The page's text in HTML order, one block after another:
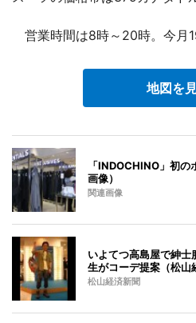
営業時間は8時～20時。今月
地図を
「INDOCHINO」初
画像）
関連画像
いよてつ高島屋で紳
生がコーデ提案（松山
松山経済新聞